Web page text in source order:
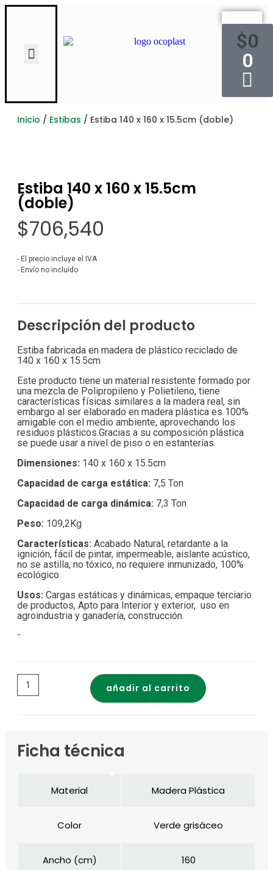
$0
0
Inicio / Estibas / Estiba 140 x 160 x 15.5cm (doble)
Estiba 140 x 160 x 15.5cm
(doble)
$706,540
- El precio incluye el IVA
- Envío no incluido
Descripción del producto
Estiba fabricada en madera de plástico reciclado de
140 x 160 x 15.5cm
Este producto tiene un material resistente formado por
una mezcla de Polipropileno y Polietileno, tiene
características físicas similares a la madera real, sin
embargo al ser elaborado en madera plástica es 100%
amigable con el medio ambiente, aprovechando los
residuos plásticos.Gracias a su composición plástica
se puede usar a nivel de piso o en estanterías.
Dimensiones: 140 x 160 x 15.5cm
Capacidad de carga estática: 7,5 Ton
Capacidad de carga dinámica: 7,3 Ton
Peso: 109,2Kg
Características: Acabado Natural, retardante a la
ignición, fácil de pintar, impermeable, aislante acústico,
no se astilla, no tóxico, no requiere inmunizado, 100%
ecológico
Usos: Cargas estáticas y dinámicas, empaque terciario
de productos, Apto para Interior y exterior, uso en
agroindustria y ganadería, construcción.
-
añadir al carrito
Ficha técnica
Material Madera Plástica
Color Verde grisáceo
Ancho (cm) 160